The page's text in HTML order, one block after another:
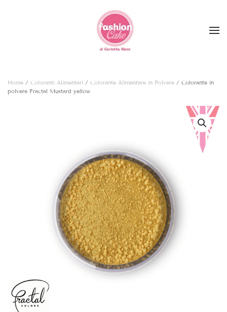
Skip to main content
Home / Coloranti Alimentari / Colorante Alimentare in Polvere / Colorante in
polvere Fractal Mustard yellow